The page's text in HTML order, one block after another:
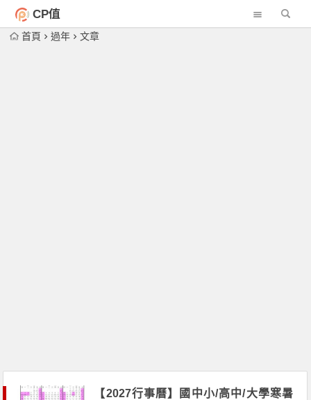
CP值
首頁 過年 文章
【2027行事曆】國中小/高中/大學寒暑